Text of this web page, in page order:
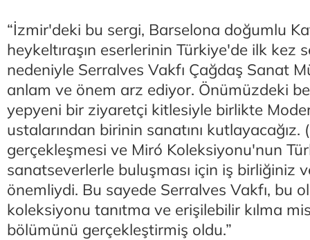
“İzmir'deki bu sergi, Barselona doğumlu
heykeltıraşın eserlerinin Türkiye'de ilk kez
nedeniyle Serralves Vakfı Çağdaş Sanat
anlam ve önem arz ediyor. Önümüzdeki
yepyeni bir ziyaretçi kitlesiyle birlikte
ustalarından birinin sanatını kutlayacağız.
gerçekleşmesi ve Miró Koleksiyonu'nun
sanatseverlerle buluşması için iş birliğiniz
önemliydi. Bu sayede Serralves Vakfı, bu
koleksiyonu tanıtma ve erişilebilir kılma
bölümünü gerçekleştirmiş oldu.”